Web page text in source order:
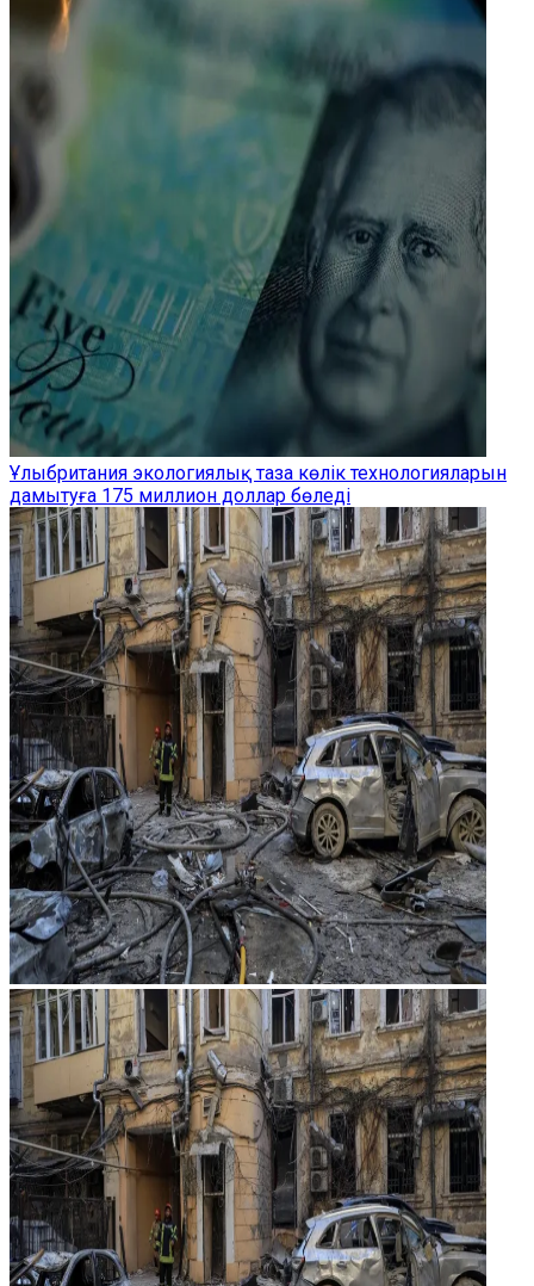
Ұлыбритания экологиялық таза көлік технологияларын
дамытуға 175 миллион доллар бөледі